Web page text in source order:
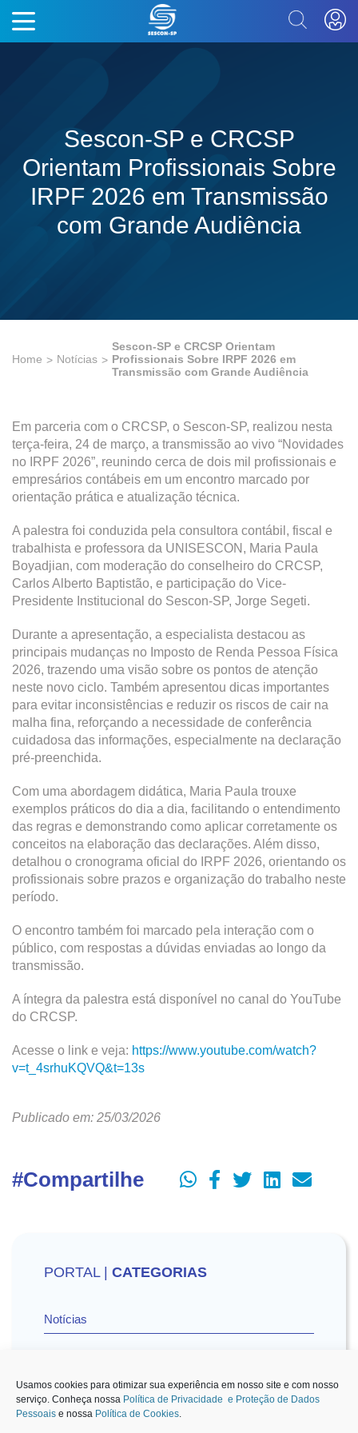
Usamos cookies para otimizar sua experiência em nosso site e com nosso
serviço. Conheça nossa Política de Privacidade e Proteção de Dados
Pessoais e nossa Política de Cookies.
Sescon-SP e CRCSP
Orientam Profissionais Sobre
IRPF 2026 em Transmissão
com Grande Audiência
Home Notícias
Sescon-SP e CRCSP Orientam
Profissionais Sobre IRPF 2026 em
Transmissão com Grande Audiência
Em parceria com o CRCSP, o Sescon-SP, realizou nesta
terça-feira, 24 de março, a transmissão ao vivo “Novidades
no IRPF 2026”, reunindo cerca de dois mil profissionais e
empresários contábeis em um encontro marcado por
orientação prática e atualização técnica.
A palestra foi conduzida pela consultora contábil, fiscal e
trabalhista e professora da UNISESCON, Maria Paula
Boyadjian, com moderação do conselheiro do CRCSP,
Carlos Alberto Baptistão, e participação do Vice-
Presidente Institucional do Sescon-SP, Jorge Segeti.
Durante a apresentação, a especialista destacou as
principais mudanças no Imposto de Renda Pessoa Física
2026, trazendo uma visão sobre os pontos de atenção
neste novo ciclo. Também apresentou dicas importantes
para evitar inconsistências e reduzir os riscos de cair na
malha fina, reforçando a necessidade de conferência
cuidadosa das informações, especialmente na declaração
pré-preenchida.
Com uma abordagem didática, Maria Paula trouxe
exemplos práticos do dia a dia, facilitando o entendimento
das regras e demonstrando como aplicar corretamente os
conceitos na elaboração das declarações. Além disso,
detalhou o cronograma oficial do IRPF 2026, orientando os
profissionais sobre prazos e organização do trabalho neste
período.
O encontro também foi marcado pela interação com o
público, com respostas a dúvidas enviadas ao longo da
transmissão.
A íntegra da palestra está disponível no canal do YouTube
do CRCSP.
Acesse o link e veja: https://www.youtube.com/watch?
v=t_4srhuKQVQ&t=13s
Publicado em: 25/03/2026
#Compartilhe
PORTAL | CATEGORIAS
Notícias